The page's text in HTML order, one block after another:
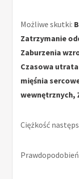
Możliwe skutki:
Zatrzymanie
Zaburzenia
Czasowa
mięśnia
wewnętrznych,
Ciężkość